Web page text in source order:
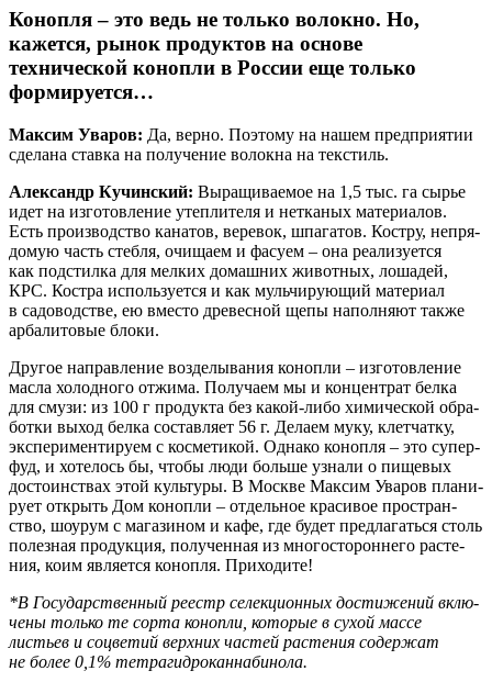
Конопля – это ведь не только волокно. Но,
кажется, рынок продуктов на основе
технической конопли в России еще только
формируется…
Мак­сим Ува­ров: Да, вер­но. Поэто­му на нашем пред­при­я­тии
сде­ла­на став­ка на полу­че­ние волок­на на текстиль.
Алек­сандр Кучин­ский: Выра­щи­ва­е­мое на 1,5 тыс. га сырье
идет на изго­тов­ле­ние утеп­ли­те­ля и нетка­ных мате­ри­а­лов.
Есть про­из­вод­ство кана­тов, вере­вок, шпа­га­тов. Кост­ру, непря­
до­мую часть стеб­ля, очи­ща­ем и фасу­ем – она реа­ли­зу­ет­ся
как под­стил­ка для мел­ких домаш­них живот­ных, лоша­дей,
КРС. Кост­ра исполь­зу­ет­ся и как муль­чи­ру­ю­щий мате­ри­ал
в садо­вод­стве, ею вме­сто дре­вес­ной щепы напол­ня­ют так­же
арба­ли­то­вые блоки.
Дру­гое направ­ле­ние воз­де­лы­ва­ния коноп­ли – изго­тов­ле­ние
мас­ла холод­но­го отжи­ма. Полу­ча­ем мы и кон­цен­трат бел­ка
для сму­зи: из 100 г про­дук­та без какой‑либо хими­че­ской обра­
бот­ки выход бел­ка состав­ля­ет 56 г. Дела­ем муку, клет­чат­ку,
экс­пе­ри­мен­ти­ру­ем с кос­ме­ти­кой. Одна­ко коноп­ля – это супер­
фуд, и хоте­лось бы, что­бы люди боль­ше узна­ли о пище­вых
досто­ин­ствах этой куль­ту­ры. В Москве Мак­сим Ува­ров пла­ни­
ру­ет открыть Дом коноп­ли – отдель­ное кра­си­вое про­стран­
ство, шоу­рум с мага­зи­ном и кафе, где будет пред­ла­гать­ся столь
полез­ная про­дук­ция, полу­чен­ная из мно­го­сто­рон­не­го рас­те­
ния, коим явля­ет­ся коноп­ля. Приходите!
*В Госу­дар­ствен­ный реестр селек­ци­он­ных дости­же­ний вклю­
че­ны толь­ко те сор­та коноп­ли, кото­рые в сухой мас­се
листьев и соцве­тий верх­них частей рас­те­ния содер­жат
не более 0,1% тетрагидроканнабинола.